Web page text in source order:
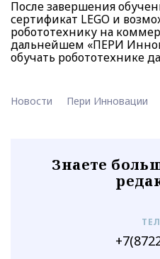
После завершения
сертификат LEGO и
робототехнику на
дальнейшем «ПЕРИ
обучать робототехнике
Новости Пери Инновации
Знаете